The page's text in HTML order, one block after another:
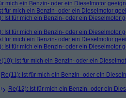
mich ein Benzin- oder ein Dieselmotor
für mich ein Benzin- oder ein Dieselmotor
Ist für mich ein Benzin- oder ein Dieselmotor
Ist für mich ein Benzin- oder ein Dieselmotor
für mich ein Benzin- oder ein Dieselmotor
Ist für mich ein Benzin- oder ein Dieselmotor
Ist für mich ein Benzin- oder ein
Re(11): Ist für mich ein Benzin- oder ein
Re(12): Ist für mich ein Benzin- oder ein